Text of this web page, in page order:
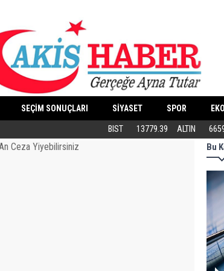
SEÇİM SONUÇLARI SİYASET SPOR
Butik İşletmeler E-Ticarete Başlarken
BIST 13779.39 ALTIN
Bu